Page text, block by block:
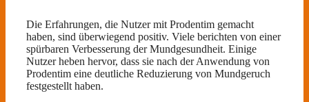
Die Erfahrungen, die Nutzer mit Prodentim gemacht
haben, sind überwiegend positiv. Viele berichten von einer
spürbaren Verbesserung der Mundgesundheit. Einige
Nutzer heben hervor, dass sie nach der Anwendung von
Prodentim eine deutliche Reduzierung von Mundgeruch
festgestellt haben.